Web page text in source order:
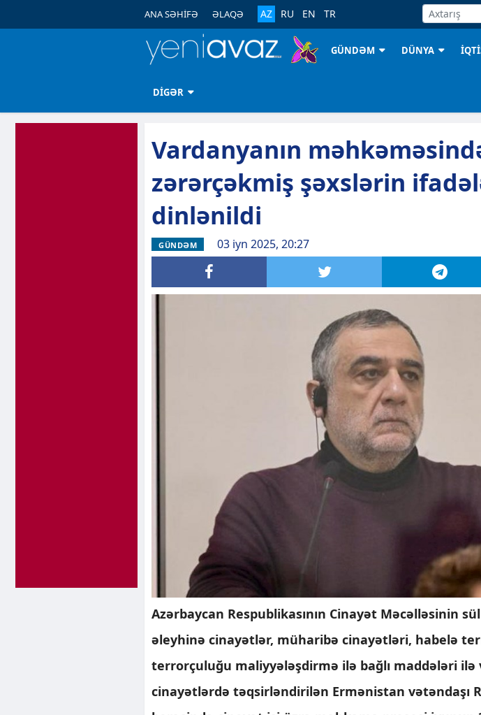
ANA SƏHİFƏ ƏLAQƏ AZ RU EN TR
GÜNDƏM DÜNYA
DİGƏR
Vardanyanın
zərərçəkmiş şəxslərin
dinlənildi
GÜNDƏM 03 iyn 2025, 20:27
Azərbaycan Respublikasının Cinayət Məcəlləsinin
əleyhinə cinayətlər, müharibə cinayətləri, habelə
terrorçuluğu maliyyələşdirmə ilə bağlı maddələri ilə
cinayətlərdə təqsirləndirilən Ermənistan vətəndaşı